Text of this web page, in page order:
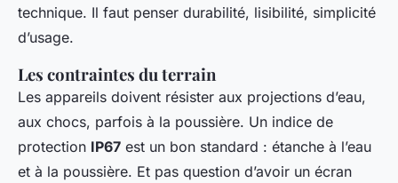
technique. Il faut penser durabilité, lisibilité, simplicité
d’usage.
Les contraintes du terrain
Les appareils doivent résister aux projections d’eau,
aux chocs, parfois à la poussière. Un indice de
protection IP67 est un bon standard : étanche à l’eau
et à la poussière. Et pas question d’avoir un écran